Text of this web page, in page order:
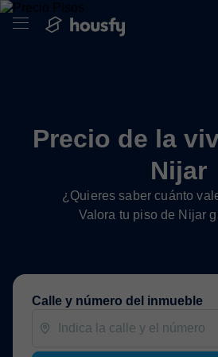
Precio de la
Nijar
¿Quieres saber cuánto
Valora tu piso de Nijar
Calle y número del inmueble